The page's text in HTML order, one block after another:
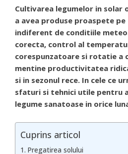
Cultivarea legumelor in
a avea produse proaspete
indiferent de conditiile
corecta, control al
corespunzatoare si rotatie a
mentine productivitatea
si in sezonul rece. In cele ce
sfaturi si tehnici utile pentru
legume sanatoase in orice
Cuprins articol
Pregatirea solului